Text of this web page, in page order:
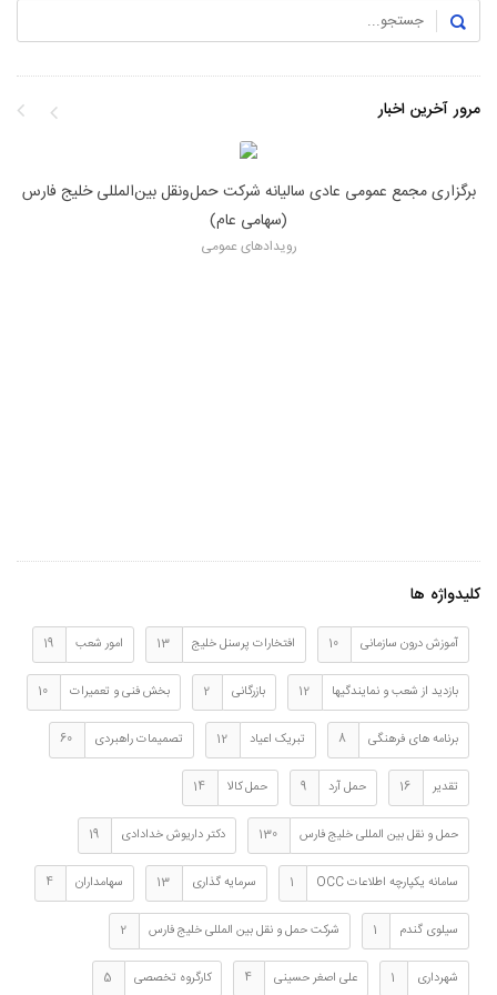
کلیدواژه ها
آموزش درون سازمانی 10 افتخارات پرسنل خلیج 13 امور شعب 19
بازدید از شعب و نمایندگیها 12 بازرگانی 2 بخش فنی و تعمیرات
برنامه های فرهنگی 8 تبریک اعیاد 12 تصمیمات راهبردی
تقدیر 16 حمل آرد 9 حمل کالا 14
حمل و نقل بین المللی خلیج فارس 130 دکتر داریوش خدادادی 19
سامانه یکپارچه اطلاعات OCC 1 سرمایه گذاری 13 سهامداران
سیلوی گندم شرکت حمل و نقل بین المللی خلیج فارس 2